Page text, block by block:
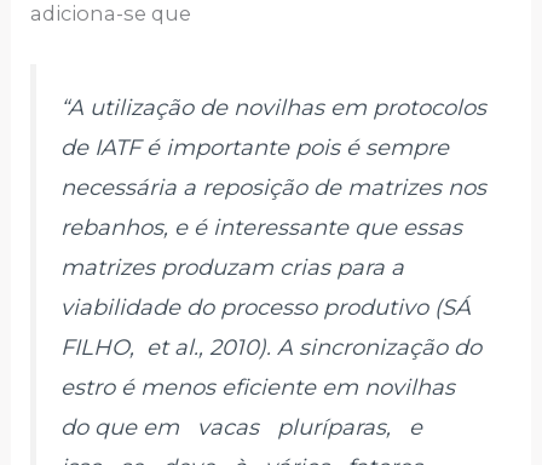
adiciona-se que
“A utilização de novilhas em protocolos
de IATF é importante pois é sempre
necessária a reposição de matrizes nos
rebanhos, e é interessante que essas
matrizes produzam crias para a
viabilidade do processo produtivo (SÁ
FILHO, et al., 2010). A sincronização do
estro é menos eficiente em novilhas
do que em vacas pluríparas, e